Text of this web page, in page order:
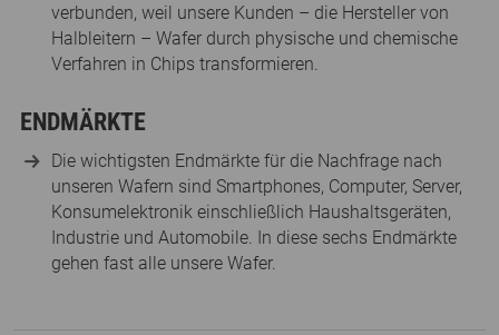
verbunden, weil unsere Kunden – die Hersteller von
Halbleitern – Wafer durch physische und chemische
Verfahren in Chips transformieren.
ENDMÄRKTE
Die wichtigsten Endmärkte für die Nachfrage nach
unseren Wafern sind Smartphones, Computer, Server,
Konsumelektronik einschließlich Haushaltsgeräten,
Industrie und Automobile. In diese sechs Endmärkte
gehen fast alle unsere Wafer.